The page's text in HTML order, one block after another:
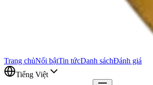
Trang chủNổi bậtTin tứcDanh sáchĐánh giá
Tiếng Việt